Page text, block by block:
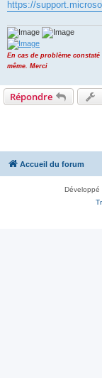
g
e
https://
En cas de problème
même. Merci
Répondre
Accueil du forum
Développé